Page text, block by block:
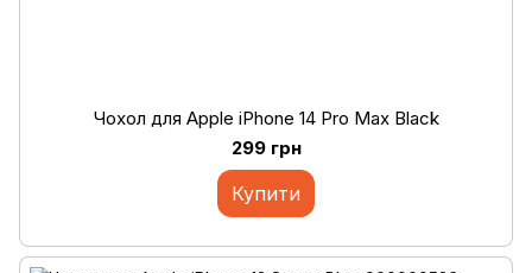
Чохол для Apple iPhone 14 Pro Max Black
299 грн
Купити